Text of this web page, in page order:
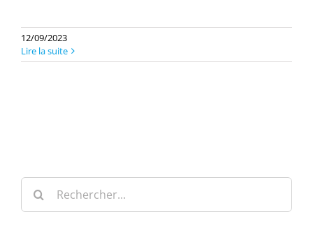
12/09/2023
Lire la suite
Rechercher: